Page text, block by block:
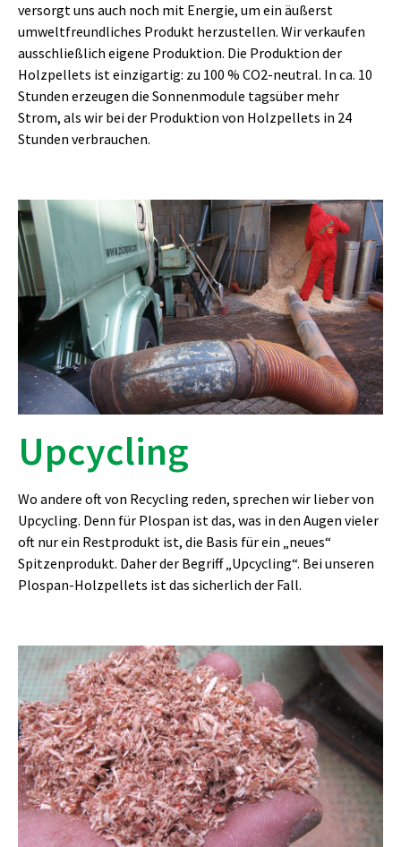
versorgt uns auch noch mit Energie, um ein äußerst
umweltfreundliches Produkt herzustellen. Wir verkaufen
ausschließlich eigene Produktion. Die Produktion der
Holzpellets ist einzigartig: zu 100 % CO2-neutral. In ca. 10
Stunden erzeugen die Sonnenmodule tagsüber mehr
Strom, als wir bei der Produktion von Holzpellets in 24
Stunden verbrauchen.
Upcycling
Wo andere oft von Recycling reden, sprechen wir lieber von
Upcycling. Denn für Plospan ist das, was in den Augen vieler
oft nur ein Restprodukt ist, die Basis für ein „neues“
Spitzenprodukt. Daher der Begriff „Upcycling“. Bei unseren
Plospan-Holzpellets ist das sicherlich der Fall.